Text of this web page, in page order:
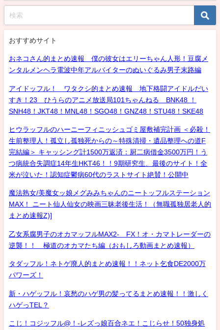
おすすめサイト
おネコさん的まとめ速報 僕の彼女はエリーちゃん人形！豆腐メ
ンタルメンヘラ電波中年アルバイターのぬいぐるみ男子末路編
アイドッフル！ ワタクシ的まとめ速報 地下格闘アイドルだい
すき！23 ひうらのアニメ放送局101ちゃんねる BNK48 ！
SNH48！JKT48！MNL48！SGO48！GNZ48！STU48！SKE48
ヒウラッフルのハーニーフィニッシュゴミ屋敷補完計画 ＜必殺！
生前整理人！孤立し孤独死からの～特殊清掃・遺品整理への道F
完結編＞ キャッシング計1500万返済：厨二病借金3500万円！う
つ病統合失調症14年生HKT46！！9期研究生、最後のサイト！全
米が泣いた！認知症鬱病60代のラストサイト絶賛！公開中
魔法熟女/美魔女ッ娘メグみみちゃんのニートッフルステーション
MAX！ ニート仙人仙女の映画三昧老後生活！（無職孤独居老人的
まとめ速報Z)]
乙女系腐男子のオカマッフルMAX2- FX！オ・カマトレーダーの
逆襲！！ 極道のオカマたち編（おもしろ動画まとめ速報）
タダッフル！ネトゲ廃人的まとめ速報！！ネット乞食DE2000万
パワーズ！
新・ハゲッフル！哀愁のハゲ男の髪ってるまとめ速報！！激しく
ハゲっTEL？
こじ！コジッフル@！-レズっ娘百合ネエ！こじらせ！50独身処